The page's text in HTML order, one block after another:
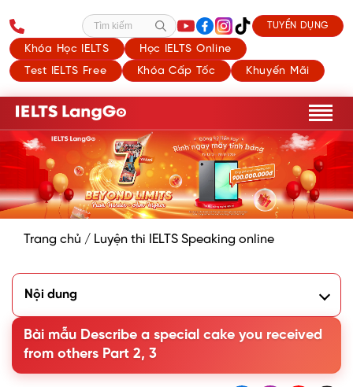
Khóa Học IELTS
Học IELTS Online
Test IELTS Free
Khóa Cấp Tốc Khuyến Mãi
Tìm kiếm TUYỂN DỤNG
Trang chủ / Luyện thi IELTS Speaking online
Nội dung
from others
2. Bài mẫu Describe a special cake you received from
others
3. Describe a special cake you received from others Part 3
Bài mẫu Describe a special cake you received
from others Part 2, 3